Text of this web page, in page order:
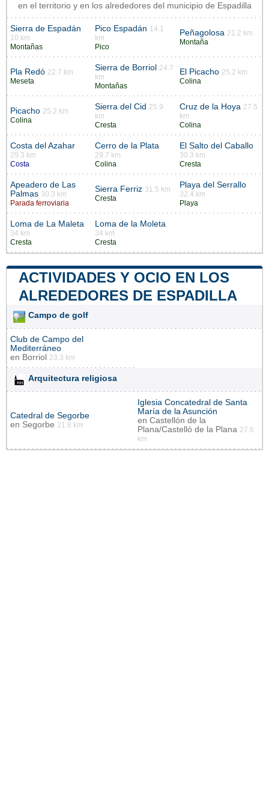
en el territorio y en los alrededores del municipio de Espadilla
Sierra de Espadán
10 km
Montañas
Pico Espadán 14.1
km
Pico
Peñagolosa 21.2 km
Montaña
Pla Redó 22.7 km
Meseta
Sierra de Borriol 24.7
km
Montañas
El Picacho 25.2 km
Colina
Picacho 25.2 km
Colina
Sierra del Cid 25.9
km
Cresta
Cruz de la Hoya 27.5
km
Colina
Costa del Azahar
29.3 km
Costa
Cerro de la Plata
29.7 km
Colina
El Salto del Caballo
30.3 km
Cresta
Apeadero de Las
Palmas 30.3 km
Parada ferroviaria
Sierra Ferriz 31.5 km
Cresta
Playa del Serrallo
32.4 km
Playa
Loma de La Maleta
34 km
Cresta
Loma de la Moleta
34 km
Cresta
ACTIVIDADES Y OCIO EN LOS
ALREDEDORES DE ESPADILLA
Campo de golf
Club de Campo del
Mediterráneo
en Borriol 23.3 km
Arquitectura religiosa
Catedral de Segorbe
en Segorbe 21.8 km
Iglesia Concatedral de Santa
María de la Asunción
en Castellón de la
Plana/Castelló de la Plana 27.6
km